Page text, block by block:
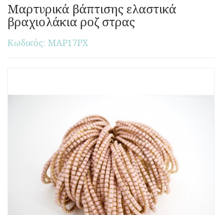
Μαρτυρικά βάπτισης ελαστικά
βραχιολάκια ροζ στρας
Κωδικός: ΜΑΡ17ΡΧ